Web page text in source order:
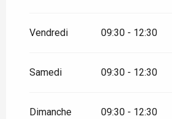
Vendredi 09:30 - 12:30
Samedi 09:30 - 12:30
Dimanche 09:30 - 12:30